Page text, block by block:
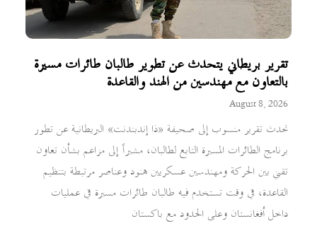
تقرير بريطاني يتحدث عن تطوير طالبان طائرات مسيرة
بالتعاون مع مهندسين من الهند والقاعدة
August 8, 2026
تحدث تقرير منسوب إلى صحيفة «ذا إندبندنت» البريطانية عن تطور
برنامج الطائرات المسيرة التابع لطالبان، مشيراً إلى مزاعم بشأن تعاون
تقني بين الحركة ومهندسين عسكريين هنود وعناصر مرتبطة بتنظيم
القاعدة، في وقت تستخدم فيه طالبان طائرات مسيرة في عمليات
داخل أفغانستان وعلى الحدود مع باكستان